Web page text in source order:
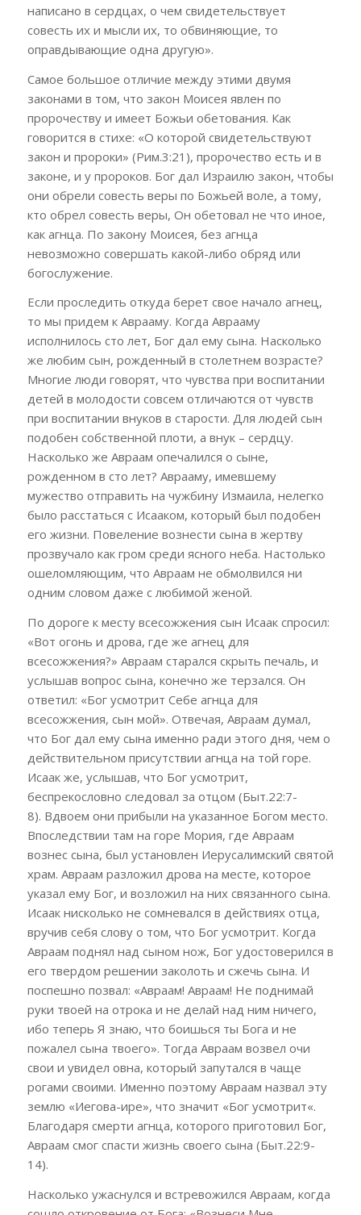
написано в сердцах, о чем свидетельствует
совесть их и мысли их, то обвиняющие, то
оправдывающие одна другую».
Самое большое отличие между этими двумя
законами в том, что закон Моисея явлен по
пророчеству и имеет Божьи обетования. Как
говорится в стихе: «О которой свидетельствуют
закон и пророки» (Рим.3:21), пророчество есть и в
законе, и у пророков. Бог дал Израилю закон, чтобы
они обрели совесть веры по Божьей воле, а тому,
кто обрел совесть веры, Он обетовал не что иное,
как агнца. По закону Моисея, без агнца
невозможно совершать какой-либо обряд или
богослужение.
Если проследить откуда берет свое начало агнец,
то мы придем к Аврааму. Когда Аврааму
исполнилось сто лет, Бог дал ему сына. Насколько
же любим сын, рожденный в столетнем возрасте?
Многие люди говорят, что чувства при воспитании
детей в молодости совсем отличаются от чувств
при воспитании внуков в старости. Для людей сын
подобен собственной плоти, а внук – сердцу.
Насколько же Авраам опечалился о сыне,
рожденном в сто лет? Аврааму, имевшему
мужество отправить на чужбину Измаила, нелегко
было расстаться с Исааком, который был подобен
его жизни. Повеление вознести сына в жертву
прозвучало как гром среди ясного неба. Настолько
ошеломляющим, что Авраам не обмолвился ни
одним словом даже с любимой женой.
По дороге к месту всесожжения сын Исаак спросил:
«Вот огонь и дрова, где же агнец для
всесожжения?» Авраам старался скрыть печаль, и
услышав вопрос сына, конечно же терзался. Он
ответил: «Бог усмотрит Себе агнца для
всесожжения, сын мой». Отвечая, Авраам думал,
что Бог дал ему сына именно ради этого дня, чем о
действительном присутствии агнца на той горе.
Исаак же, услышав, что Бог усмотрит,
беспрекословно следовал за отцом (Быт.22:7-
8). Вдвоем они прибыли на указанное Богом место.
Впоследствии там на горе Мория, где Авраам
вознес сына, был установлен Иерусалимский святой
храм. Авраам разложил дрова на месте, которое
указал ему Бог, и возложил на них связанного сына.
Исаак нисколько не сомневался в действиях отца,
вручив себя слову о том, что Бог усмотрит. Когда
Авраам поднял над сыном нож, Бог удостоверился в
его твердом решении заколоть и сжечь сына. И
поспешно позвал: «Авраам! Авраам! Не поднимай
руки твоей на отрока и не делай над ним ничего,
ибо теперь Я знаю, что боишься ты Бога и не
пожалел сына твоего». Тогда Авраам возвел очи
свои и увидел овна, который запутался в чаще
рогами своими. Именно поэтому Авраам назвал эту
землю «Иегова-ире», что значит «Бог усмотрит«.
Благодаря смерти агнца, которого приготовил Бог,
Авраам смог спасти жизнь своего сына (Быт.22:9-
14).
Насколько ужаснулся и встревожился Авраам, когда